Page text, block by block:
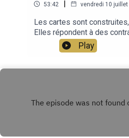
53:42 | vendredi 10 juillet
Les cartes sont
Elles répondent à des
des visions politiques. Ce
cartes, et leurs méthodes
Émission présentée par
Play